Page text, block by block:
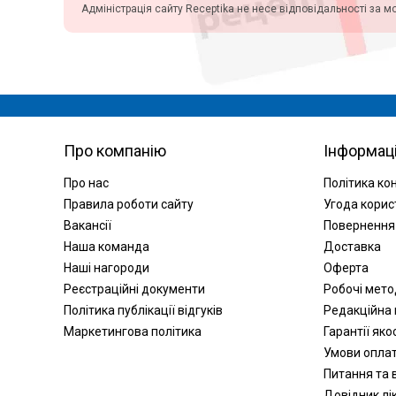
Аксесуари для інвалідних
Кисневі концентратори,
інгалятори
колясок
Медичні матраци
Аплікатори Ляпко
Лампи
Знезараження і кварцування
Дарсонвалі
Магнітотерапія
Рециркулятори
Алкотестери (алкометри)
Адміністрація сайту Receptika не несе відповідальності за
Про компанію
Про нас
Правила роботи сайту
Вакансії
Наша команда
Наші нагороди
Реєстраційні документи
Політика публікації відгуків
Маркетингова політика
Політика
Угода
Повернення
Доставка
Оферта
Робочі
Редакційна
Гарантії
Умови
Питання та